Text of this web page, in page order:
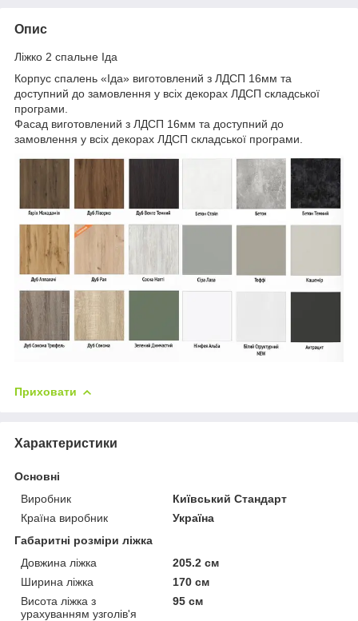
Опис
Ліжко 2 спальне Іда
Корпус спалень «Іда» виготовлений з ЛДСП 16мм та
доступний до замовлення у всіх декорах ЛДСП складської
програми.
Фасад виготовлений з ЛДСП 16мм та доступний до
замовлення у всіх декорах ЛДСП складської програми.
Приховати
Характеристики
Основні
Виробник
Київський Стандарт
Країна виробник
Україна
Габаритні розміри ліжка
Довжина ліжка
205.2 см
Ширина ліжка
170 см
Висота ліжка з
урахуванням узголів'я
95 см